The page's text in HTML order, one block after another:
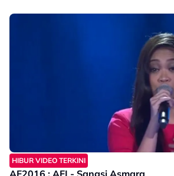
HIBUR VIDEO TERKINI
AF2016 : AFI - Sangsi Asmara